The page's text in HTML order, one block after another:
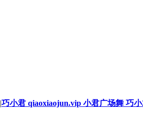
|巧小君 qiaoxiaojun.vip 小君广场舞 巧